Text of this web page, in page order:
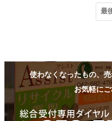
最
使わなくなったもの、
お気軽に